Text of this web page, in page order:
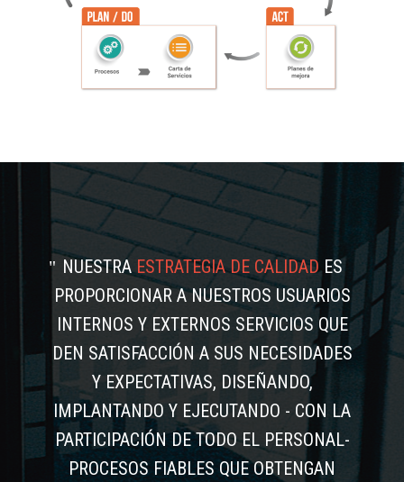
NUESTRAESTRATEGIA DE CALIDADES
PROPORCIONAR A NUESTROS USUARIOS
INTERNOS Y EXTERNOS SERVICIOS QUE
DEN SATISFACCIÓN A SUS NECESIDADES
Y EXPECTATIVAS, DISEÑANDO,
IMPLANTANDO Y EJECUTANDO - CON LA
PARTICIPACIÓN DE TODO EL PERSONAL-
PROCESOS FIABLES QUE OBTENGAN